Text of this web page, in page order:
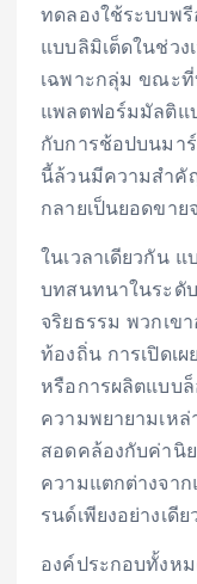
ทดลองใช้ระบบพ
แบบลิมิเต็ดในช่วง
เฉพาะกลุ่ม ขณะที่
แพลตฟอร์มมัลติแ
กับการช้อปบนมาร์
นี้ล้วนมีความสำคั
กลายเป็นยอดขาย
ในเวลาเดียวกัน
บทสนทนาในระดั
จริยธรรม พวกเข
ท้องถิ่น การเปิดเ
หรือการผลิตแบบ
ความพยายามเหล่
สอดคล้องกับค่านิ
ความแตกต่างจา
รนด์เพียงอย่างเดีย
องค์ประกอบทั้งห